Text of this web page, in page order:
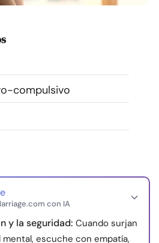
los derechos reservados.
compulsivo
con IA
y la seguridad: Cuando surjan
escuche con empatía,